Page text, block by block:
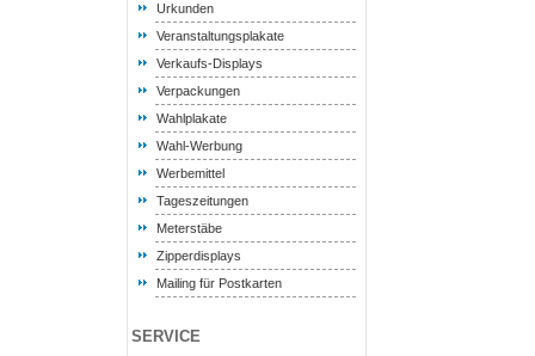
Urkunden
Veranstaltungsplakate
Verkaufs-Displays
Verpackungen
Wahlplakate
Wahl-Werbung
Werbemittel
Tageszeitungen
Meterstäbe
Zipperdisplays
Mailing für Postkarten
SERVICE